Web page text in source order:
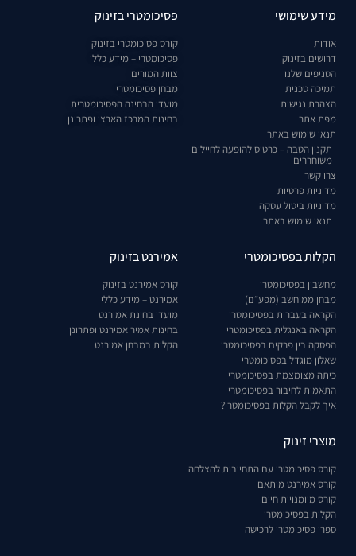
מידע שימושי
אודות
דרושים בזינוק
הסניפים שלנו
תמיכה טכנית
הצהרת נגישות
מפת אתר
תנאי שימוש באתר
תקנון הטבה – כרטיס להופעה לחיילים
משוחררים
צרו קשר
מדיניות פרטיות
מדיניות ביטול עסקה
תנאי שימוש באתר
פסיכומטרי בזינוק
קורס פסיכומטרי בזינוק
פסיכומטרי – מידע כללי
צוות המורים
מבחן פסיכומטרי
מועדי הבחינה הפסיכומטרית
בחינות המרכז הארצי ופתרונן
הקלות בפסיכומטרי
מחשבון בפסיכומטרי
מבחן ממוחשב (מפע״ם)
הקראה בעברית בפסיכומטרי
הקראה באנגלית בפסיכומטרי
הפסקה בין פרקים בפסיכומטרי
שאלון מוגדל בפסיכומטרי
כיתה מצומצמת בפסיכומטרי
התאמות לחיבור בפסיכומטרי
איך לקבל הקלות בפסיכומטרי?
אמירנט בזינוק
קורס אמירנט בזינוק
אמירנט – מידע כללי
מועדי בחינת אמירנט
בחינות אמיר אמירנט ופתרונן
הקלות במבחן אמירנט
מוצרי זינוק
קורס פסיכומטרי עם התחייבות להצלחה
קורס אמירנט מותאם
קורס מיומנויות חיים
הקלות בפסיכומטרי
ספרי פסיכומטרי לרכישה